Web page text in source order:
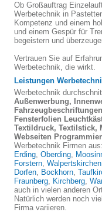
Ob Großauftrag
Werbetechnik in
Kompetenz und einem
und einem Gespür für
begeistern und
Vertrauen Sie auf
Werbetechnik, die wirkt.
Leistungen
Werbetechnik
Außenwerbung,
Fensterfolien
Textildruck, Textilstick,
Webseiten
Werbetechnik Firmen aus:
Erding, Oberding,
Forstern, Walpertskirchen
Dorfen, Bockhorn,
Fraunberg, Kirchberg,
auch in vielen anderen
Natürlich werden noch
Firma variieren.